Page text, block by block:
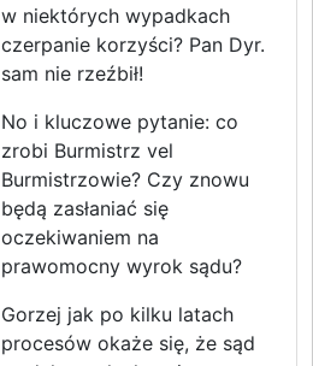
w niektórych wypadkach
czerpanie korzyści? Pan Dyr.
sam nie rzeźbił!
No i kluczowe pytanie: co
zrobi Burmistrz vel
Burmistrzowie? Czy znowu
będą zasłaniać się
oczekiwaniem na
prawomocny wyrok sądu?
Gorzej jak po kilku latach
procesów okaże się, że sąd